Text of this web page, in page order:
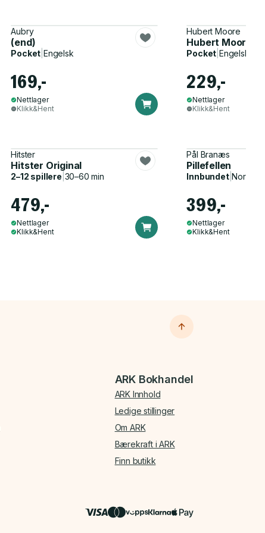
Aubry
(end)
Pocket Engelsk
169,-
Nettlager
Klikk&Hent
Hubert Moore
Hubert Moore:
Pocket |Engelsk
229,-
Nettlager
Klikk&Hent
Hitster
Hitster Original
2–12 spillere 30–60 min
479,-
Nettlager
Klikk&Hent
Pål Branæs
Pillefellen
Innbundet|Norsk,
399,-
Nettlager
Klikk&Hent
ARK Bokhandel
ARK Innhold
Ledige stillinger
Om ARK
Bærekraft i ARK
Finn butikk